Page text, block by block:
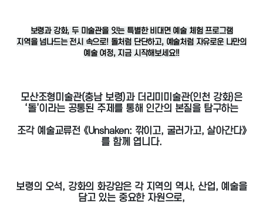
보령과 강화, 두 미술관을 잇는 특별한 비대면 예술 체험 프로그램
지역을 넘나드는 전시 속으로! 돌처럼 단단하고, 예술처럼 자유로운 나만의
예술 여정, 지금 시작해보세요!!
모산조형미술관(충남 보령)과 더리미미술관(인천 강화)은
‘돌’이라는 공통된 주제를 통해 인간의 본질을 탐구하는
조각 예술교류전 《Unshaken: 깎이고, 굴러가고, 살아간다》
를 함께 엽니다.
보령의 오석, 강화의 화강암은 각 지역의 역사, 산업, 예술을
담고 있는 중요한 자원으로,